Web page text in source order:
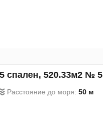
спален, 520.33м2 №
Расстояние до моря: 50 м